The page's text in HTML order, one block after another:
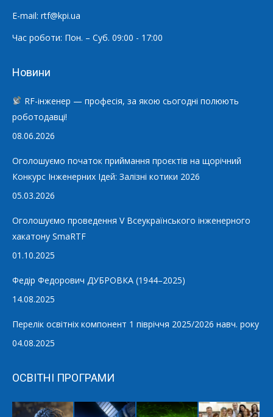
E-mail: rtf@kpi.ua
Час роботи: Пон. – Суб. 09:00 - 17:00
Новини
RF-інженер — професія, за якою сьогодні полюють
роботодавці!
08.06.2026
Оголошуємо початок приймання проєктів на щорічний
Конкурс Інженерних Ідей: Залізні котики 2026
05.03.2026
Оголошуємо проведення V Всеукраїнського інженерного
хакатону SmaRTF
01.10.2025
Федір Федорович ДУБРОВКА (1944–2025)
14.08.2025
Перелік освітніх компонент 1 півріччя 2025/2026 навч. року
04.08.2025
ОСВІТНІ ПРОГРАМИ